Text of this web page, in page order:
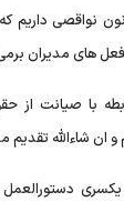
نواقصی داریم
های مدیران
با صیانت از
و ان شاءالله
دستورالعمل